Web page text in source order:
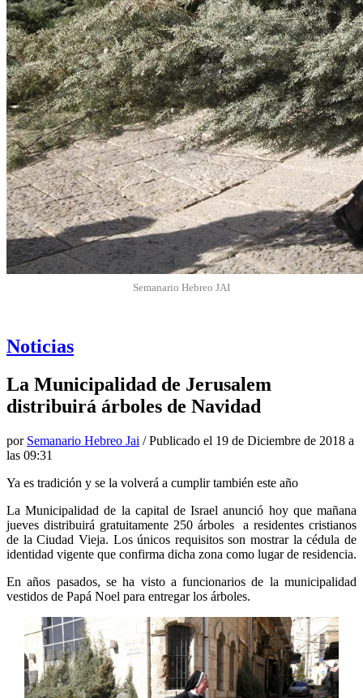
Semanario Hebreo JAI
Noticias
La Municipalidad de Jerusalem
distribuirá árboles de Navidad
por Semanario Hebreo Jai / Publicado el 19 de Diciembre de 2018 a
las 09:31
Ya es tradición y se la volverá a cumplir también este año
La Municipalidad de la capital de Israel anunció hoy que mañana
jueves distribuirá gratuitamente 250 árboles a residentes cristianos
de la Ciudad Vieja. Los únicos requisitos son mostrar la cédula de
identidad vigente que confirma dicha zona como lugar de residencia.
En años pasados, se ha visto a funcionarios de la municipalidad
vestidos de Papá Noel para entregar los árboles.